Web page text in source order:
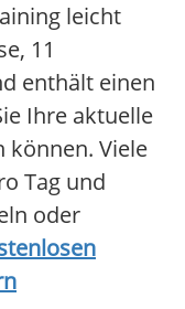
leicht
11
enthält einen
Ihre aktuelle
können. Viele
Tag und
oder